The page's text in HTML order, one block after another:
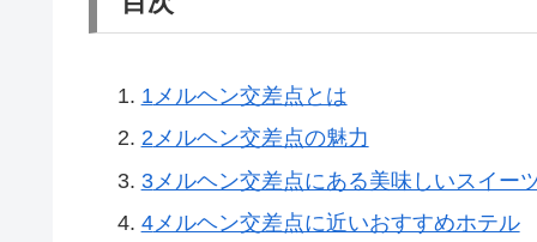
1 メルヘン交差点とは
2メルヘン交差点の魅力
3メルヘン交差点にある美味しいスイー
4メルヘン交差点に近いおすすめホテル